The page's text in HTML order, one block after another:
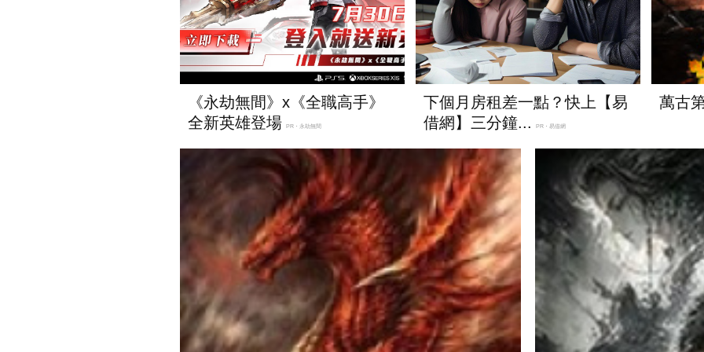
《永劫無間》x《全職高手》
全新英雄登場
PR・永劫無間
下個月房租差一點？快上【易
借網】三分鐘...
PR・易借網
萬古